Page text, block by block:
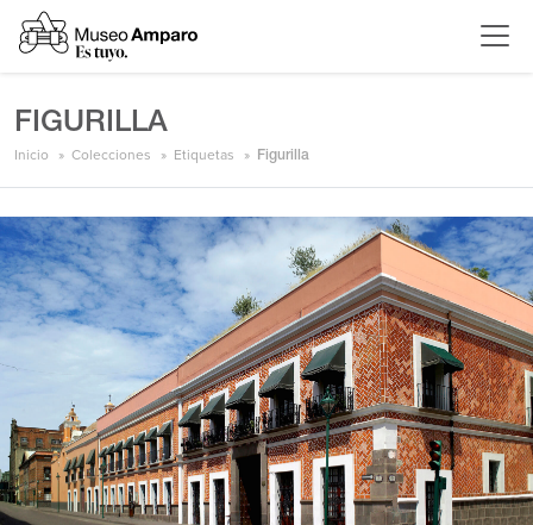
FIGURILLA
Inicio Colecciones Etiquetas Figurilla